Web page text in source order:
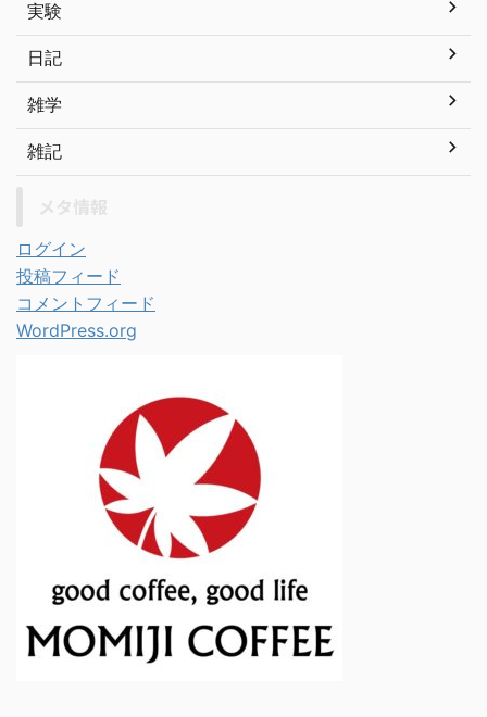
実験
日記
雑学
雑記
ログイン
投稿フィード
コメントフィード
WordPress.org